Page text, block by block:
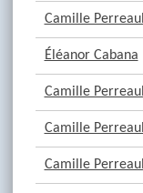
Camille
Éléanor Cabana
Camille
Camille
Camille